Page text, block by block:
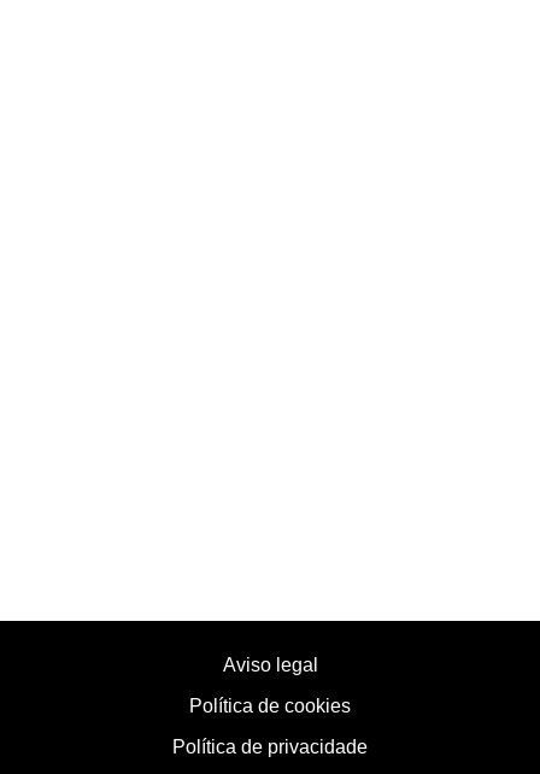
Aviso legal
Política de cookies
Política de privacidade